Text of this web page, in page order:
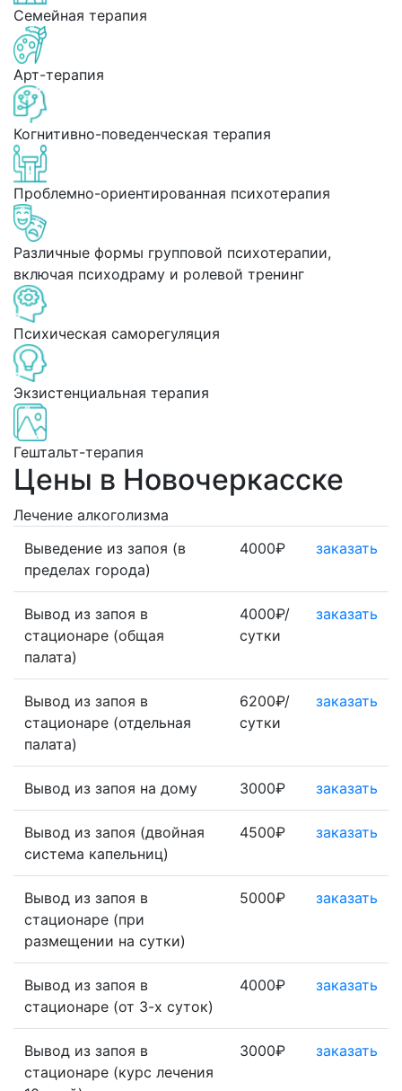
Семейная терапия
Арт-терапия
Когнитивно-поведенческая терапия
Проблемно-ориентированная психотерапия
Различные формы групповой психотерапии,
включая психодраму и ролевой тренинг
Психическая саморегуляция
Экзистенциальная терапия
Гештальт-терапия
Цены в Новочеркасске
Лечение алкоголизма
Выведение из запоя (в
пределах города)
4000₽ заказать
Вывод из запоя в
стационаре (общая
палата)
4000₽/
сутки
заказать
Вывод из запоя в
стационаре (отдельная
палата)
6200₽/
сутки
заказать
Вывод из запоя на дому 3000₽ заказать
Вывод из запоя (двойная
система капельниц)
4500₽ заказать
Вывод из запоя в
стационаре (при
размещении на сутки)
5000₽ заказать
Вывод из запоя в
стационаре (от 3-х суток)
4000₽ заказать
Вывод из запоя в
стационаре (курс лечения
3000₽ заказать